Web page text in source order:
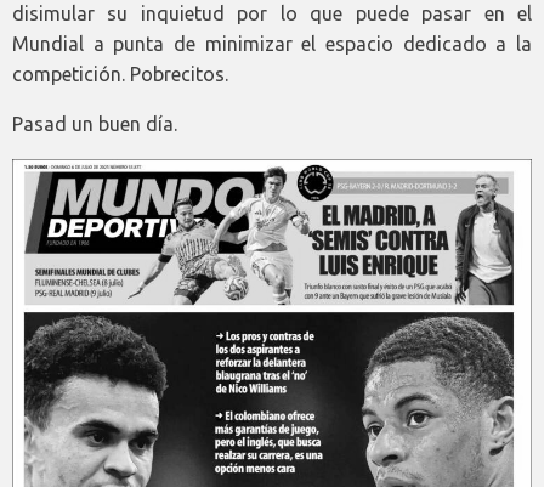
disimular su inquietud por lo que puede pasar en el
Mundial a punta de minimizar el espacio dedicado a la
competición. Pobrecitos.
Pasad un buen día.